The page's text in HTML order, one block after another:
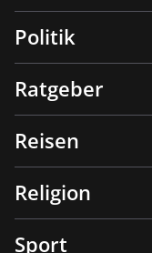
Politik
Ratgeber
Reisen
Religion
Sport